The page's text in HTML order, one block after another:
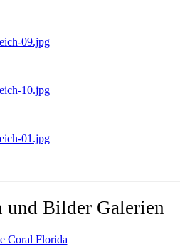
09.jpg
10.jpg
01.jpg
und Bilder Galerien